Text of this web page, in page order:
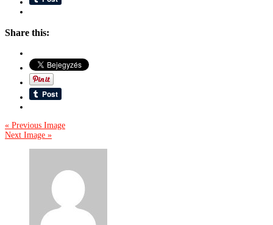
Share this:
« Previous Image
Next Image »